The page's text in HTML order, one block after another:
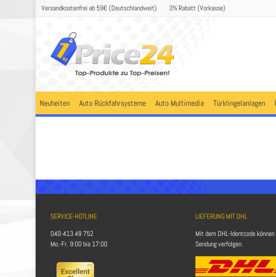
Versandkostenfrei ab 59€ (Deutschlandweit) 3% Rabatt (Vorkasse)
Neuheiten Auto Rückfahrsysteme Auto Multimedia Türklingelanlagen
SERVICE-HOTLINE
040-413 48 752
Mo.-Fr. 9:00 bis 17:00
LIEFERUNG MIT DHL
Mit dem DHL-Identcode können
Sendung verfolgen.